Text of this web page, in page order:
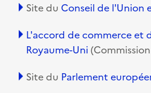
Site du Conseil de l'Union
L'accord de commerce et
Royaume-Uni
Site du Parlement